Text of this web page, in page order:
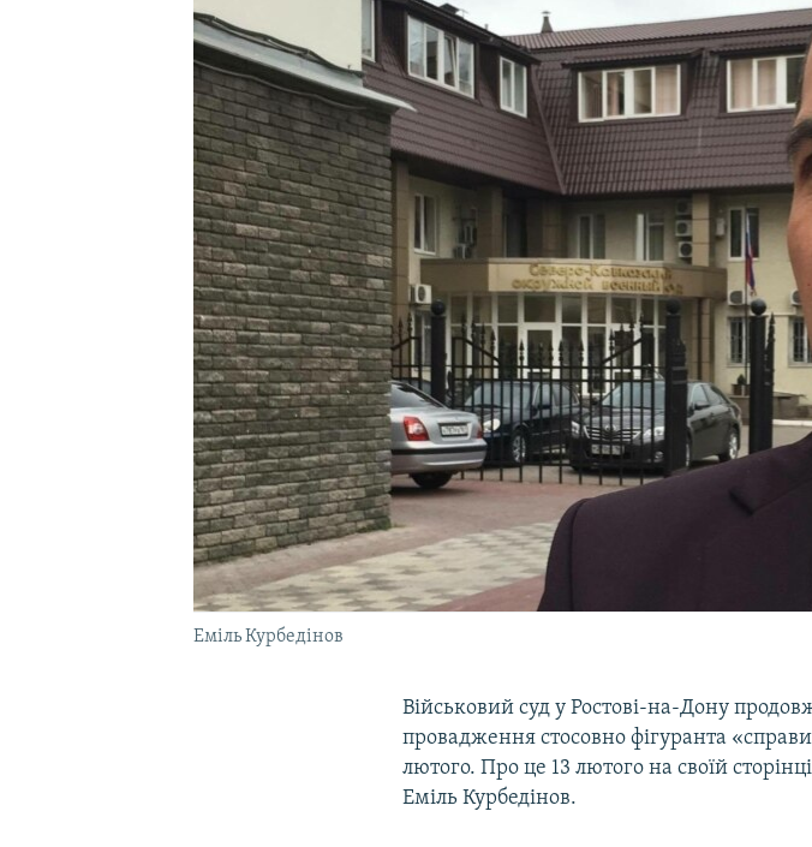
УКРАЇНСЬКА ПРОБЛЕМА КРИМУ
Еміль Курбедінов
Військовий суд у Ростові-на-Дону
провадження стосовно фігуранта
лютого. Про це 13 лютого на своїй
Еміль Курбедінов.